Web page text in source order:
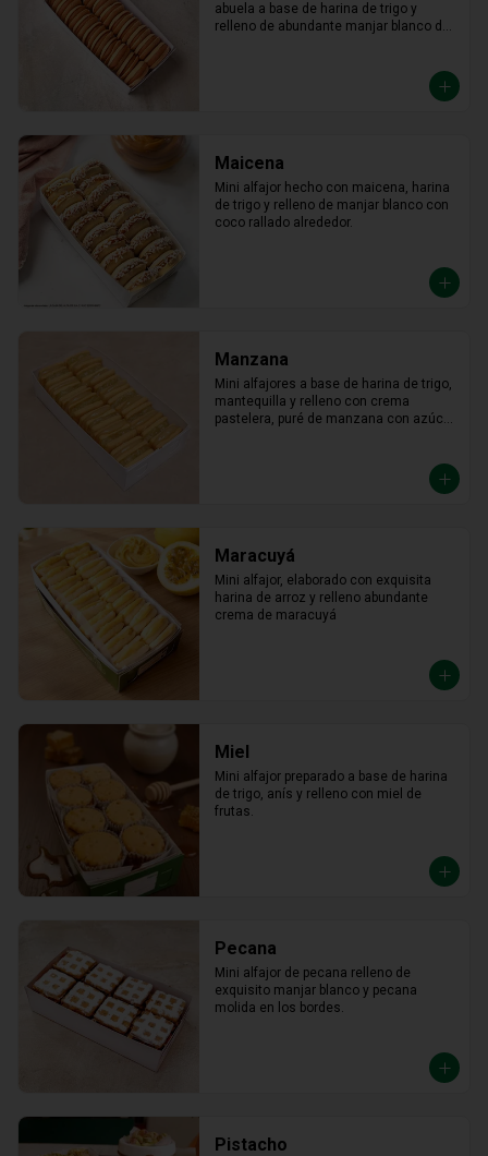
abuela a base de harina de trigo y
relleno de abundante manjar blanco de
Maicena
Mini alfajor hecho con maicena, harina
de trigo y relleno de manjar blanco con
coco rallado alrededor.
Manzana
Mini alfajores a base de harina de trigo,
mantequilla y relleno con crema
pastelera, puré de manzana con azúcar
Maracuyá
Mini alfajor, elaborado con exquisita
harina de arroz y relleno abundante
crema de maracuyá
Miel
Mini alfajor preparado a base de harina
de trigo, anís y relleno con miel de
frutas.
Pecana
Mini alfajor de pecana relleno de
exquisito manjar blanco y pecana
molida en los bordes.
Pistacho